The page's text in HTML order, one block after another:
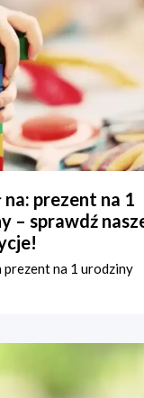
na: prezent na 1
– sprawdź
prezent na 1 urodziny